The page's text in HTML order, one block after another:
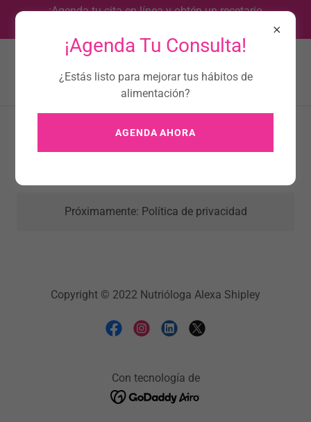
¡Agenda tu cita en línea y obtén un recetario
Política de privacidad
Próximamente: Política de privacidad
Copyright © 2022 Nutrióloga Alexa Shipley
Con tecnología de
¡Agenda Tu Consulta!
¿Estás listo para mejorar tus hábitos de
alimentación?
AGENDA AHORA